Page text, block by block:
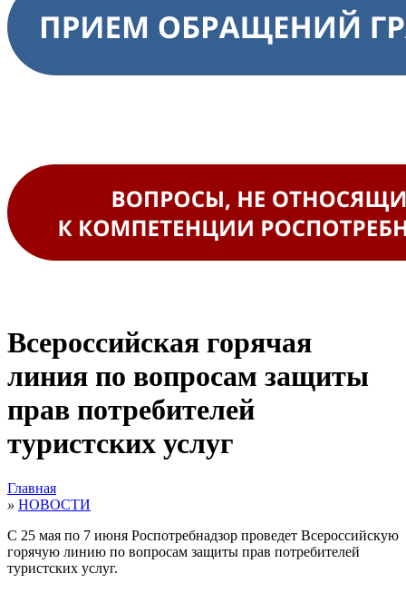
Всероссийская горячая
линия по вопросам защиты
прав потребителей
туристских услуг
Главная
» НОВОСТИ
С 25 мая по 7 июня Роспотребнадзор проведет Всероссийскую
горячую линию по вопросам защиты прав потребителей
туристских услуг.